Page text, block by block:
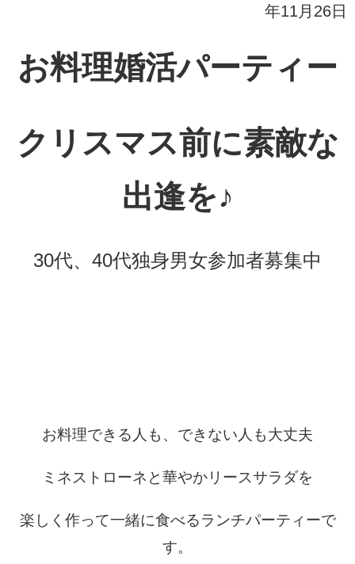
年11月26日
お料理婚活パーティー
クリスマス前に素敵な
出逢を♪
30代、40代独身男女参加者募集中
お料理できる人も、できない人も大丈夫
ミネストローネと華やかリースサラダを
楽しく作って一緒に食べるランチパーティーで
す。